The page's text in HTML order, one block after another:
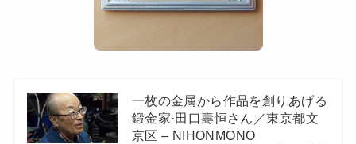
一枚の金属から作品を創りあげる
鍛金家·田口壽恒さん／東京都文
京区 – NIHONMONO